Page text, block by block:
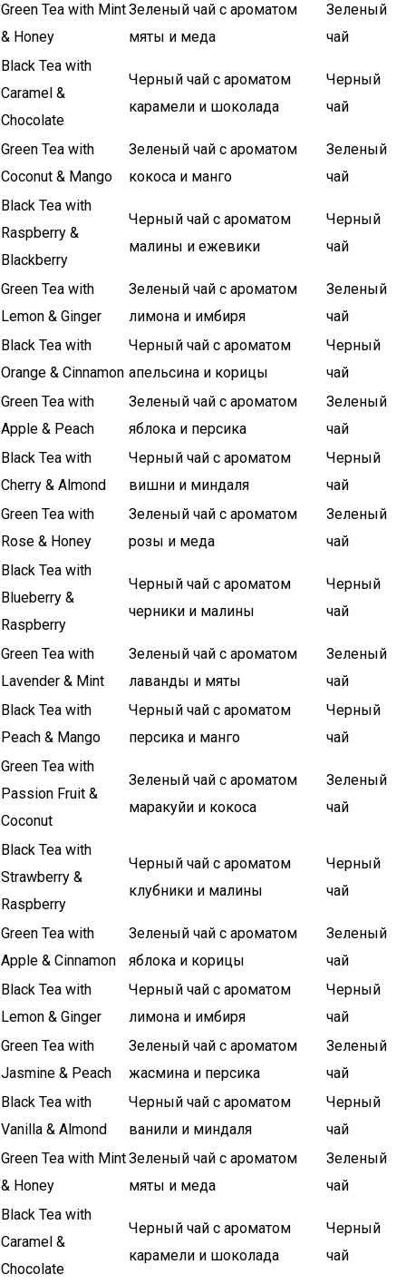
Green Tea with Mint
& Honey
Зеленый чай с ароматом
мяты и меда
Зеленый
чай
Black Tea with
Caramel &
Chocolate
Черный чай с ароматом
карамели и шоколада
Черный
чай
Green Tea with
Coconut & Mango
Зеленый чай с ароматом
кокоса и манго
Зеленый
чай
Black Tea with
Raspberry &
Blackberry
Черный чай с ароматом
малины и ежевики
Черный
чай
Green Tea with
Lemon & Ginger
Зеленый чай с ароматом
лимона и имбиря
Зеленый
чай
Black Tea with
Orange & Cinnamon
Черный чай с ароматом
апельсина и корицы
Черный
чай
Green Tea with
Apple & Peach
Зеленый чай с ароматом
яблока и персика
Зеленый
чай
Black Tea with
Cherry & Almond
Черный чай с ароматом
вишни и миндаля
Черный
чай
Green Tea with
Rose & Honey
Зеленый чай с ароматом
розы и меда
Зеленый
чай
Black Tea with
Blueberry &
Raspberry
Черный чай с ароматом
черники и малины
Черный
чай
Green Tea with
Lavender & Mint
Зеленый чай с ароматом
лаванды и мяты
Зеленый
чай
Black Tea with
Peach & Mango
Черный чай с ароматом
персика и манго
Черный
чай
Green Tea with
Passion Fruit &
Coconut
Зеленый чай с ароматом
маракуйи и кокоса
Зеленый
чай
Black Tea with
Strawberry &
Raspberry
Черный чай с ароматом
клубники и малины
Черный
чай
Green Tea with
Apple & Cinnamon
Зеленый чай с ароматом
яблока и корицы
Зеленый
чай
Black Tea with
Lemon & Ginger
Черный чай с ароматом
лимона и имбиря
Черный
чай
Green Tea with
Jasmine & Peach
Зеленый чай с ароматом
жасмина и персика
Зеленый
чай
Black Tea with
Vanilla & Almond
Черный чай с ароматом
ванили и миндаля
Черный
чай
Green Tea with Mint
& Honey
Зеленый чай с ароматом
мяты и меда
Зеленый
чай
Black Tea with
Caramel &
Chocolate
Черный чай с ароматом
карамели и шоколада
Черный
чай